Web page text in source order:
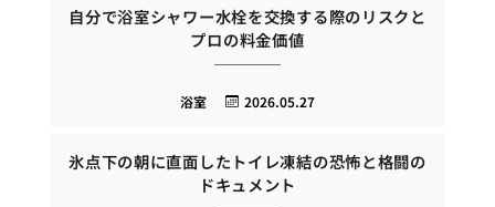
自分で浴室シャワー水栓を交換する際のリスクと
プロの料金価値
2026.05.27
浴室
氷点下の朝に直面したトイレ凍結の恐怖と格闘の
ドキュメント